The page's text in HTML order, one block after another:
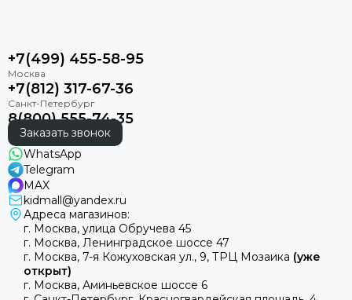
+7(499) 455-58-95
+7(812) 317-67-36
8(800) 555-74-35
Заказать звонок
WhatsApp
Telegram
MAX
kidmall@yandex.ru
Адреса магазинов:
г. Москва, улица Обручева 45
г. Москва, Ленинградское шоссе 47
г. Москва, 7-я Кожуховская ул., 9, ТРЦ Мозаика (уже
открыт)
г. Москва, Аминьевское шоссе 6